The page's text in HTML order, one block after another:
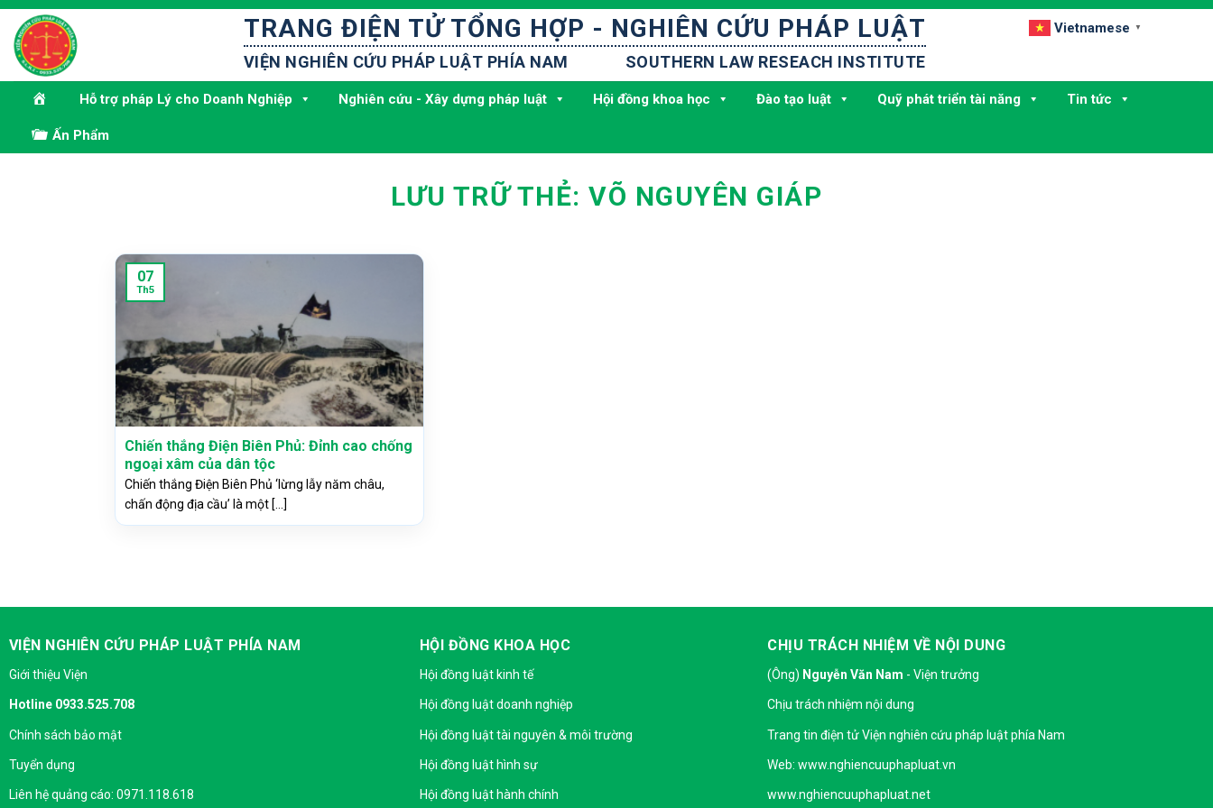
Bỏ
qua
nội
dung
TRANG ĐIỆN TỬ TỔNG HỢP - NGHIÊN CỨU PHÁP LUẬT
VIỆN NGHIÊN CỨU PHÁP LUẬT PHÍA NAM SOUTHERN LAW RESEACH INSTITUTE
Vietnamese ▼
Hỗ trợ pháp Lý cho Doanh Nghiệp Nghiên cứu - Xây dựng pháp luật Hội đồng khoa học Đào tạo luật Quỹ phát triển tài năng Tin tức
Ấn Phẩm
LƯU TRỮ THẺ:VÕ NGUYÊN GIÁP
Chiến thắng Điện Biên Phủ: Đỉnh cao chống
ngoại xâm của dân tộc
Chiến thắng Điện Biên Phủ ‘lừng lẫy năm châu,
chấn động địa cầu’ là một [...]
07
Th5
VIỆN NGHIÊN CỨU PHÁP LUẬT PHÍA NAM
Giới thiệu Viện
Hotline 0933.525.708
Chính sách bảo mật
Tuyển dụng
Liên hệ quảng cáo: 0971.118.618
HỘI ĐỒNG KHOA HỌC
Hội đồng luật kinh tế
Hội đồng luật doanh nghiệp
Hội đồng luật tài nguyên & môi trường
Hội đồng luật hình sự
Hội đồng luật hành chính
CHỊU TRÁCH NHIỆM VỀ NỘI DUNG
(Ông) Nguyễn Văn Nam - Viện trưởng
Chịu trách nhiệm nội dung
Trang tin điện tử Viện nghiên cứu pháp luật phía Nam
Web: www.nghiencuuphapluat.vn
www.nghiencuuphapluat.net